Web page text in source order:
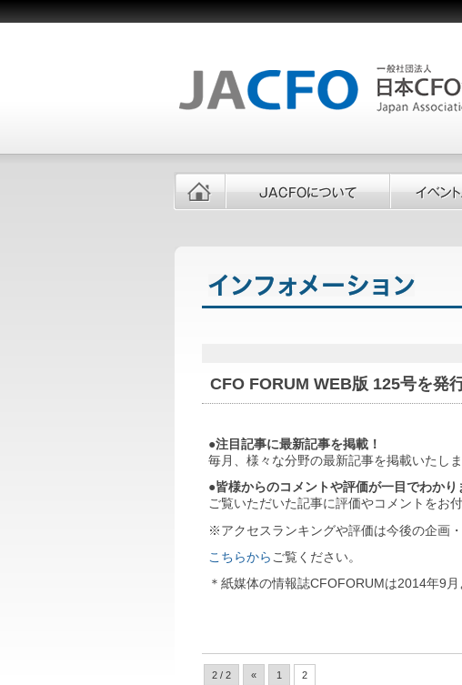
CFO FORUM WEB版 125号を発
●注目記事に最新記事を掲載！
毎月、様々な分野の最新記事を掲載いたしま
●皆様からのコメントや評価が一目でわかり
ご覧いただいた記事に評価やコメントをお
※アクセスランキングや評価は今後の企画
こちらから ご覧ください。
＊紙媒体の情報誌CFOFORUMは2014年9
2 / 2 « 1 2